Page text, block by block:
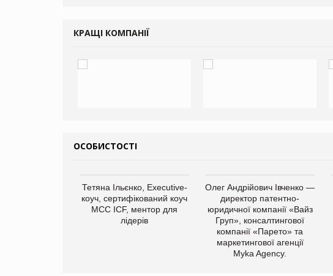
КРАЩІ КОМПАНІЇ
ОСОБИСТОСТІ
Тетяна Ільєнко, Executive-
коуч, сертифікований коуч
МСС ICF, ментор для
лідерів
Олег Андрійович Івченко —
директор патентно-
юридичної компанії «Вайз
Груп», консалтингової
компанії «Парето» та
маркетингової агенції
Myka Agency.